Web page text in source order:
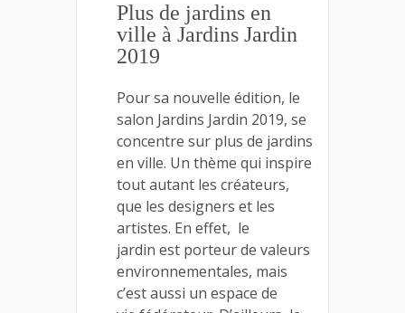
Plus de jardins en
ville à Jardins Jardin
2019
Pour sa nouvelle édition, le
salon Jardins Jardin 2019, se
concentre sur plus de jardins
en ville. Un thème qui inspire
tout autant les créateurs,
que les designers et les
artistes. En effet, le
jardin est porteur de valeurs
environnementales, mais
c’est aussi un espace de